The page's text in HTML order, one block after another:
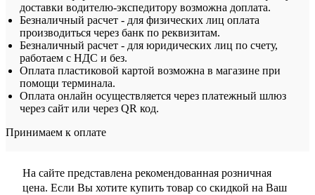
доставки водителю-экспедитору возможна доплата.
Безналичный расчет - для физических лиц оплата
производиться через банк по реквизитам.
Безналичный расчет - для юридических лиц по счету,
работаем с НДС и без.
Оплата пластиковой картой возможна в магазине при
помощи терминала.
Оплата онлайн осуществляется через платежный шлюз
через сайт или через QR код.
Принимаем к оплате
На сайте представлена рекомендованная розничная
цена. Если Вы хотите купить товар со скидкой на Ваш